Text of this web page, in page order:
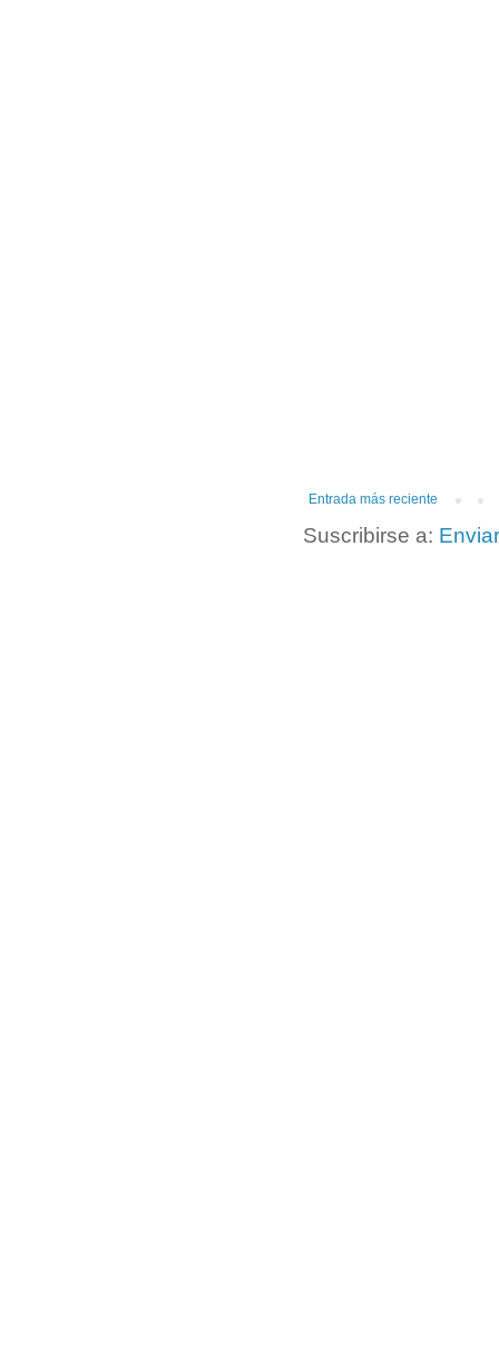
Entrada más reciente
Suscribirse a: